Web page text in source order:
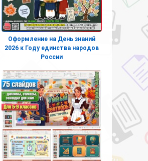
Оформление на День знаний
2026 к Году единства народов
России